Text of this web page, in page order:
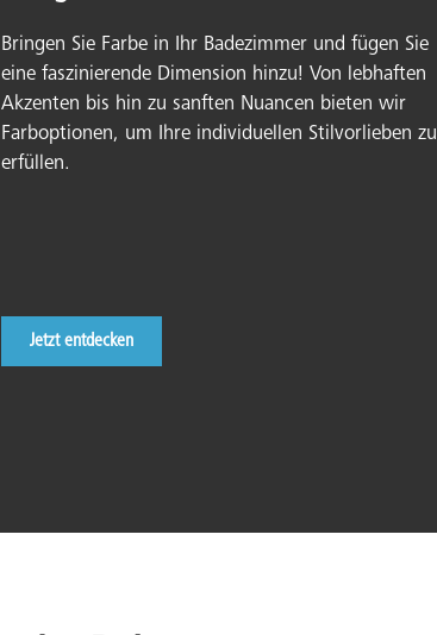
Bringen Sie Farbe in Ihr Badezimmer und fügen Sie
eine faszinierende Dimension hinzu! Von lebhaften
Akzenten bis hin zu sanften Nuancen bieten wir
Farboptionen, um Ihre individuellen Stilvorlieben zu
erfüllen.
Jetzt entdecken